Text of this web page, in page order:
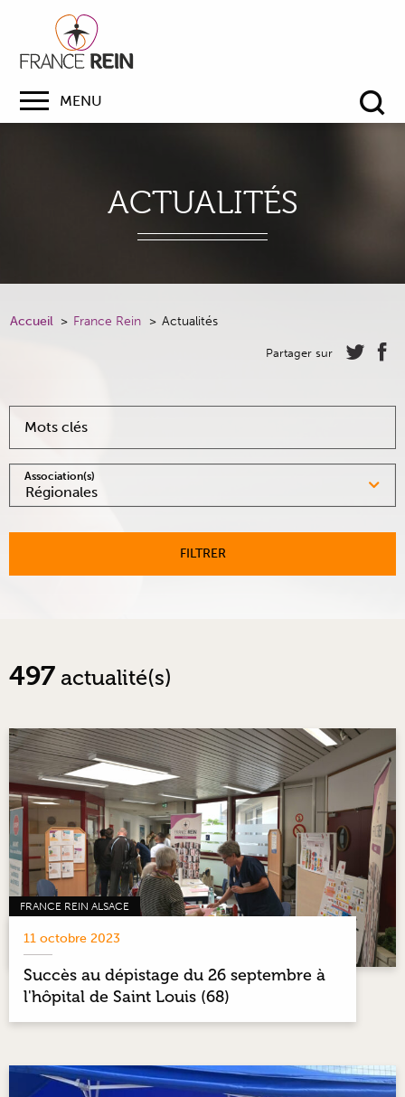
MENU
ACTUALITÉS
Accueil France Rein Actualités
Partager sur
Mots clés
Régionales
Association(s)
FILTRER
497 actualité(s)
FRANCE REIN ALSACE
11 octobre 2023
Succès au dépistage du 26 septembre à
l'hôpital de Saint Louis (68)